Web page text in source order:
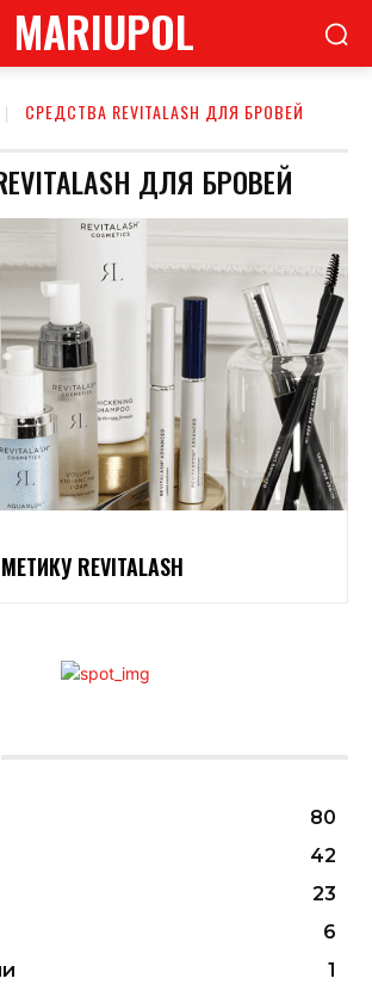
MARIUPOL
СРЕДСТВА REVITALASH ДЛЯ БРОВЕЙ
ДЛЯ БРОВЕЙ
REVITALASH
80
42
23
6
1